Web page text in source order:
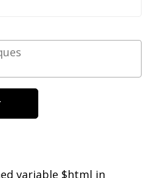
variable $html in